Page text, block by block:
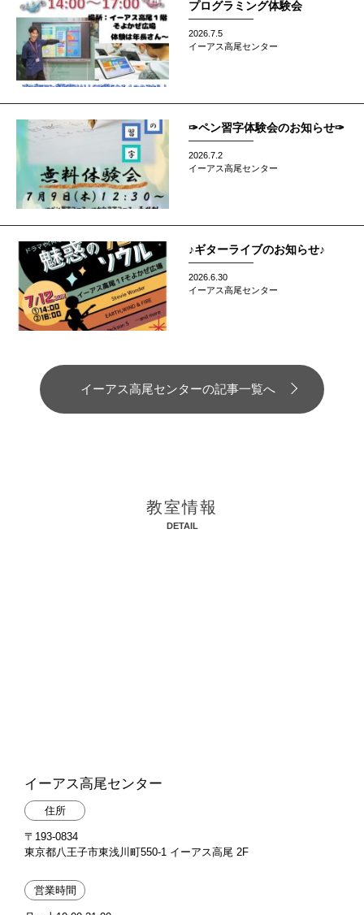
プログラミング体験会
2026.7.5
イーアス高尾センター
✑ペン習字体験会のお知らせ✑
2026.7.2
イーアス高尾センター
♪ギターライブのお知らせ♪
2026.6.30
イーアス高尾センター
イーアス高尾センターの記事一覧へ
教室情報
DETAIL
イーアス高尾センター
住所
〒193-0834
東京都八王子市東浅川町550-1 イーアス高尾 2F
営業時間